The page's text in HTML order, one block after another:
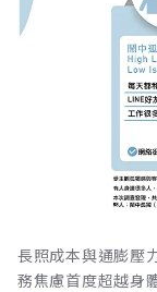
長照成本與通膨壓
務焦慮首度超越身